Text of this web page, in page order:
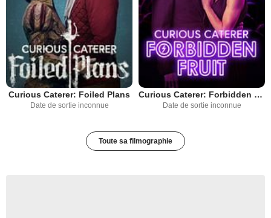
Curious Caterer: Foiled Plans
Date de sortie inconnue
Curious Caterer: Forbidden Fruit
Date de sortie inconnue
Toute sa filmographie